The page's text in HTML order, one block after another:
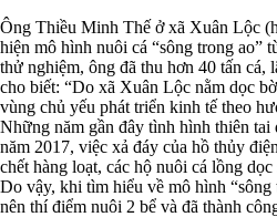
Ông Thiều Minh Thế ở xã Xuân Lộc
hiện mô hình nuôi cá “sông trong ao”
thử nghiệm, ông đã thu hơn 40 tấn cá,
cho biết: “Do xã Xuân Lộc nằm dọc
vùng chủ yếu phát triển kinh tế theo
Những năm gần đây tình hình thiên tai
năm 2017, việc xả đáy của hồ thủy
chết hàng loạt, các hộ nuôi cá lồng
Do vậy, khi tìm hiểu về mô hình “sông
nên thí điểm nuôi 2 bể và đã thành